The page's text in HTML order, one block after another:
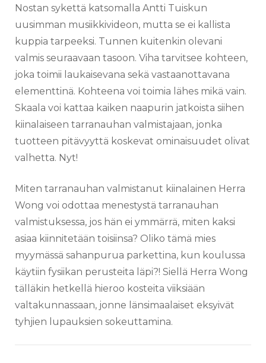
Nostan sykettä katsomalla Antti Tuiskun
uusimman musiikkivideon, mutta se ei kallista
kuppia tarpeeksi. Tunnen kuitenkin olevani
valmis seuraavaan tasoon. Viha tarvitsee kohteen,
joka toimii laukaisevana sekä vastaanottavana
elementtinä. Kohteena voi toimia lähes mikä vain.
Skaala voi kattaa kaiken naapurin jatkoista siihen
kiinalaiseen tarranauhan valmistajaan, jonka
tuotteen pitävyyttä koskevat ominaisuudet olivat
valhetta. Nyt!
Miten tarranauhan valmistanut kiinalainen Herra
Wong voi odottaa menestystä tarranauhan
valmistuksessa, jos hän ei ymmärrä, miten kaksi
asiaa kiinnitetään toisiinsa? Oliko tämä mies
myymässä sahanpurua parkettina, kun koulussa
käytiin fysiikan perusteita läpi?! Siellä Herra Wong
tälläkin hetkellä hieroo kosteita viiksiään
valtakunnassaan, jonne länsimaalaiset eksyivät
tyhjien lupauksien sokeuttamina.